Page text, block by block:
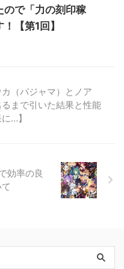
ので「力の刻印稼
【第1回】
カ（パジャマ）とノア
るまで引いた結果と性能
…】
効率の良